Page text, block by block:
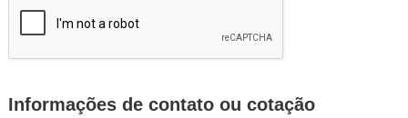
Informações de contato ou cotação